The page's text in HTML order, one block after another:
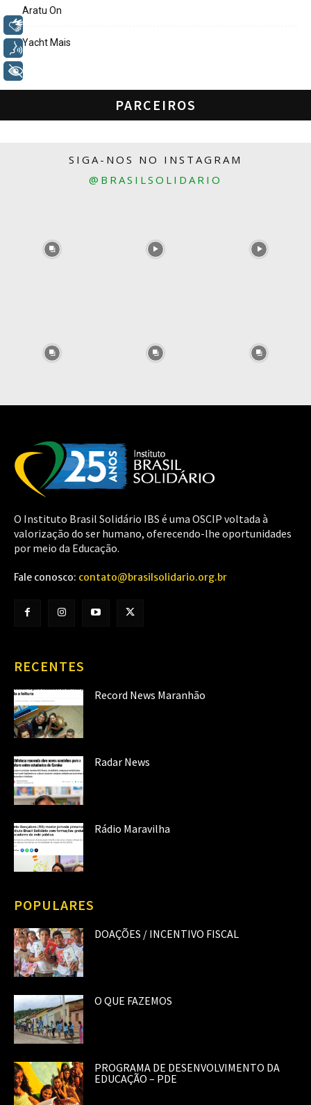
Aratu On
Yacht Mais
PARCEIROS
SIGA-NOS NO INSTAGRAM
@BRASILSOLIDARIO
O Instituto Brasil Solidário IBS é uma OSCIP voltada à
valorização do ser humano, oferecendo-lhe oportunidades
por meio da Educação.
Fale conosco: contato@brasilsolidario.org.br
RECENTES
Record News Maranhão
Radar News
Rádio Maravilha
POPULARES
DOAÇÕES / INCENTIVO FISCAL
O QUE FAZEMOS
PROGRAMA DE DESENVOLVIMENTO DA
EDUCAÇÃO – PDE
Voz